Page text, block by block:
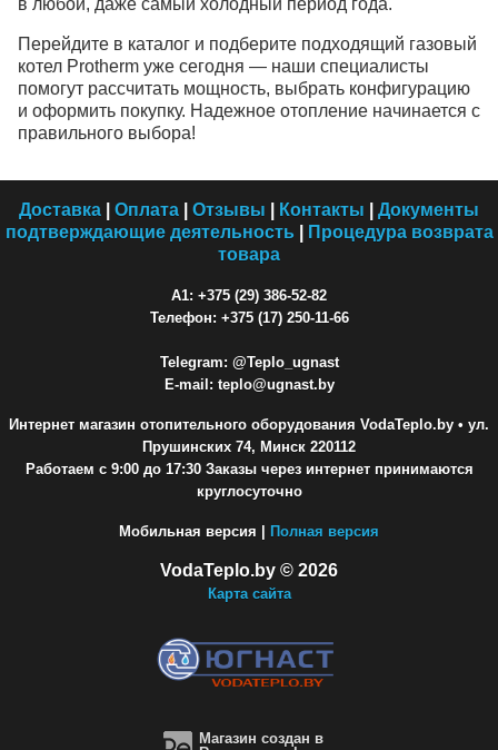
в любой, даже самый холодный период года.
Перейдите в каталог и подберите подходящий газовый
котел Рrotherm уже сегодня — наши специалисты
помогут рассчитать мощность, выбрать конфигурацию
и оформить покупку. Надежное отопление начинается с
правильного выбора!
Доставка Оплата Отзывы Контакты
Документы
подтверждающие деятельность
Процедура возврата
товара
A1: +375 (29) 386-52-82
Телефон: +375 (17) 250-11-66
Telegram: @Teplo_ugnast
E-mail: teplo@ugnast.by
Интернет магазин отопительного оборудования VodaTeplo.by • ул.
Прушинских 74, Минск 220112
Работаем с 9:00 до 17:30 Заказы через интернет принимаются
круглосуточно
Мобильная версия | Полная версия
VodaTeplo.by © 2026
Карта сайта
Магазин создан в